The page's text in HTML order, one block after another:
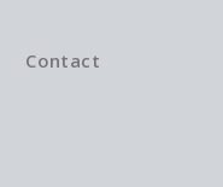
Contact